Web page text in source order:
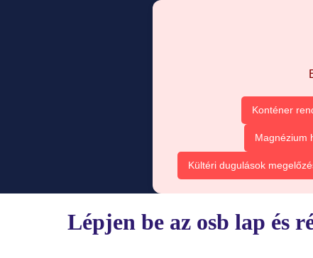
Konténer
Magnézium
Kültéri dugulások
Lépjen be az osb lap és